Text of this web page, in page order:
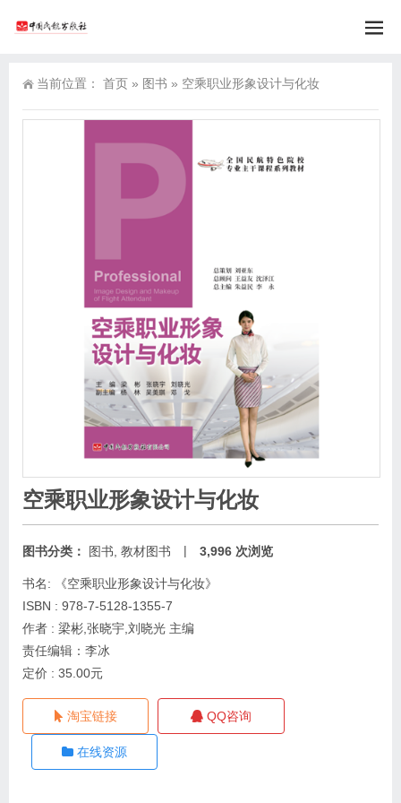
当前位置： 首页 » 图书 » 空乘职业形象设计与化妆
空乘职业形象设计与化妆
图书分类： 图书 教材图书 | 3,996 次浏览
书名: 《空乘职业形象设计与化妆》
ISBN : 978-7-5128-1355-7
作者 : 梁彬,张晓宇,刘晓光 主编
责任编辑：李冰
定价 : 35.00元
淘宝链接 QQ咨询
在线资源